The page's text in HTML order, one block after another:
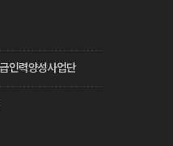
인력양성사업단